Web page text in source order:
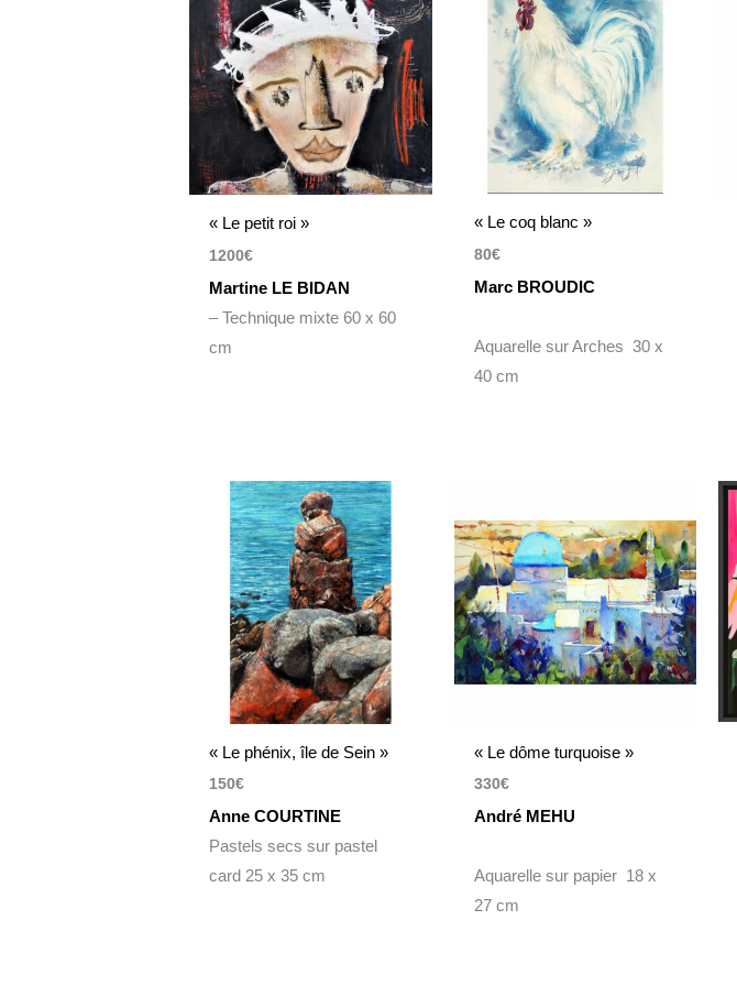
« Le petit roi »
1200€
Martine LE BIDAN
– Technique mixte 60 x 60
cm
« Le coq blanc »
80€
Marc BROUDIC
Aquarelle sur Arches 30 x
40 cm
« Le phénix, île de Sein »
150€
Anne COURTINE
Pastels secs sur pastel
card 25 x 35 cm
« Le dôme turquoise »
330€
André MEHU
Aquarelle sur papier 18 x
27 cm